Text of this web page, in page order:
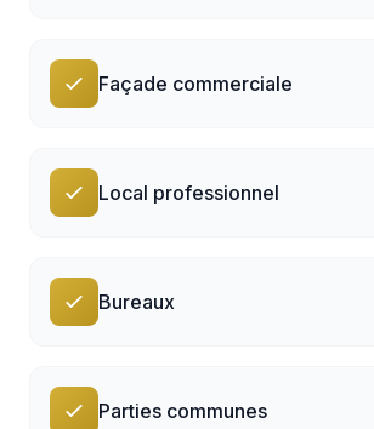
Façade commerciale
Local professionnel
Bureaux
Parties communes